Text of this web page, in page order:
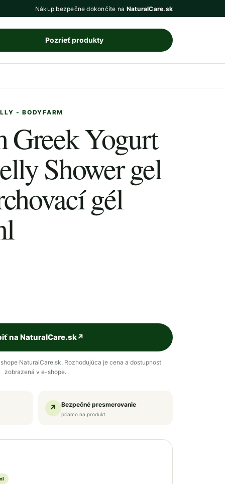
Nákup bezpečne dokončíte na NaturalCare.sk
Pozrieť produkty
- BODYFARM
Greek Yogurt
Shower gel
gél
na NaturalCare.sk↗
NaturalCare.sk. Rozhodujúca je cena a dostupnosť
zobrazená v e-shope.
↗ Bezpečné presmerovanie
priamo na produkt